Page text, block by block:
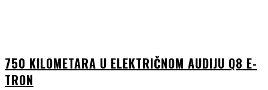
750 KILOMETARA U ELEKTRIČNOM AUDIJU Q8 E-
TRON